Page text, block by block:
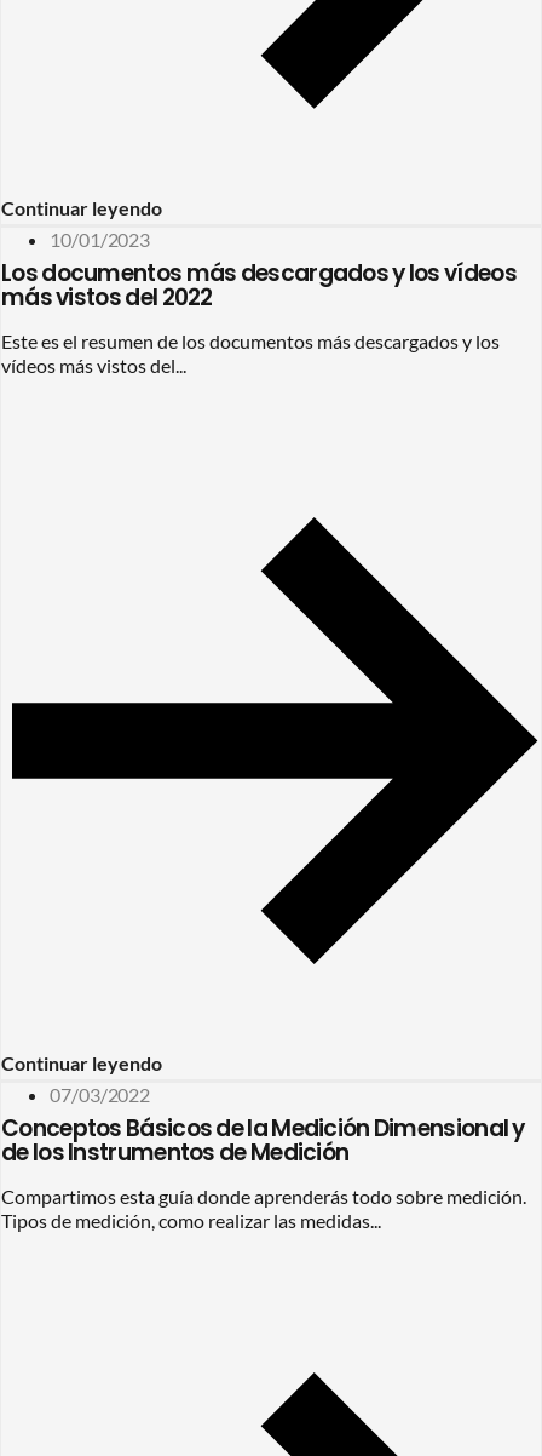
Continuar leyendo
10/01/2023
Los documentos más descargados y los vídeos
más vistos del 2022
Este es el resumen de los documentos más descargados y los
vídeos más vistos del...
Continuar leyendo
07/03/2022
Conceptos Básicos de la Medición Dimensional y
de los Instrumentos de Medición
Compartimos esta guía donde aprenderás todo sobre medición.
Tipos de medición, como realizar las medidas...